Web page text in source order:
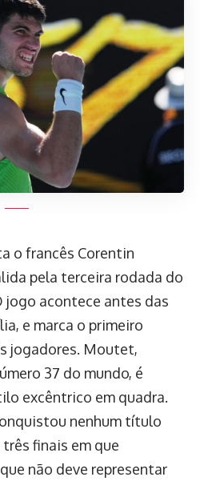
o francês Corentin
pela terceira rodada do
jogo acontece antes das
e marca o primeiro
jogadores. Moutet,
37 do mundo, é
excêntrico em quadra.
nenhum título
finais em que
não deve representar